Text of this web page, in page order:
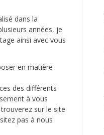
dans la
années, je
ainsi avec vous
en matière
des différents
à vous
sur le site
pas à nous